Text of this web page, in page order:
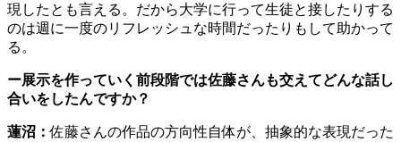
現したとも言える。だから大学に行って生徒と接したりする
のは週に一度のリフレッシュな時間だったりもして助かって
る。
ー展示を作っていく前段階では佐藤さんも交えてどんな話し
合いをしたんですか？
蓮沼：佐藤さんの作品の方向性自体が、抽象的な表現だった